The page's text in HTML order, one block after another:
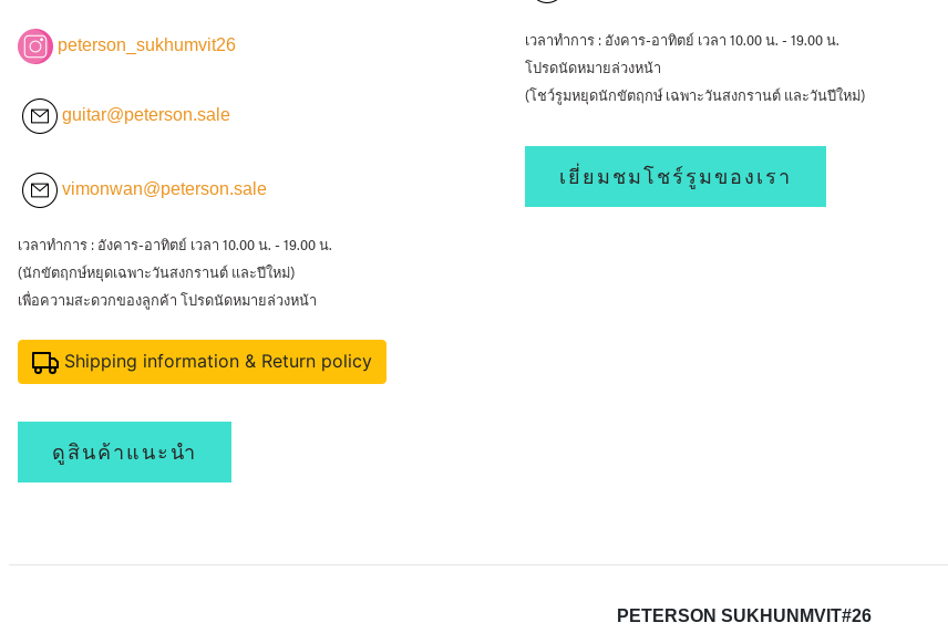
peterson_sukhumvit26
guitar@peterson.sale
vimonwan@peterson.sale
เวลาทำการ : อังคาร-อาทิตย์ เวลา 10.00 น. - 19.00 น.
(นักขัตฤกษ์หยุดเฉพาะวันสงกรานต์ และปีใหม่)
เพื่อความสะดวกของลูกค้า โปรดนัดหมายล่วงหน้า
Shipping information & Return policy
ดูสินค้าแนะนำ
เวลาทำการ : อังคาร-อาทิตย์ เวลา 10.00 น. - 19.00 น.
โปรดนัดหมายล่วงหน้า
(โชว์รูมหยุดนักขัตฤกษ์ เฉพาะวันสงกรานต์ และวันปีใหม่)
เยี่ยมชมโชร์รูมของเรา
PETERSON SUKHUNMVIT#26